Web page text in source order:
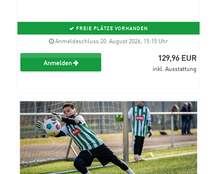
FREIE PLÄTZE VORHANDEN
Anmeldeschluss 20. August 2026, 15:15 Uhr
Anmelden 129,96 EUR
inkl. Ausstattung